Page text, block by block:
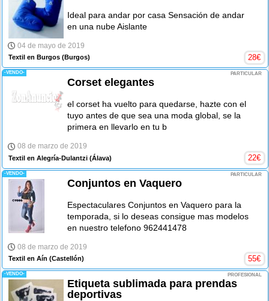
Ideal para andar por casa Sensación de andar
en una nube Aislante
04 de mayo de 2019
Textil en Burgos (Burgos) 28€
-VENDO- PARTICULAR
Corset elegantes
el corset ha vuelto para quedarse, hazte con el
tuyo antes de que sea una moda global, se la
primera en llevarlo en tu b
08 de marzo de 2019
Textil en Alegría-Dulantzi (Álava) 22€
-VENDO- PARTICULAR
Conjuntos en Vaquero
Espectaculares Conjuntos en Vaquero para la
temporada, si lo deseas consigue mas modelos
en nuestro telefono 962441478
08 de marzo de 2019
Textil en Aín (Castellón) 55€
-VENDO- PROFESIONAL
Etiqueta sublimada para prendas
deportivas